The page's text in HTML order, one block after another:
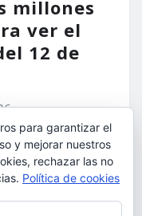
millones
ver el
12 de
para garantizar el
y mejorar nuestros
rechazar las no
Política de cookies